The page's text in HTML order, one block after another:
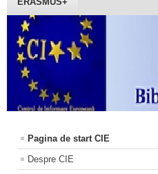
Pagina de start CIE
Despre CIE